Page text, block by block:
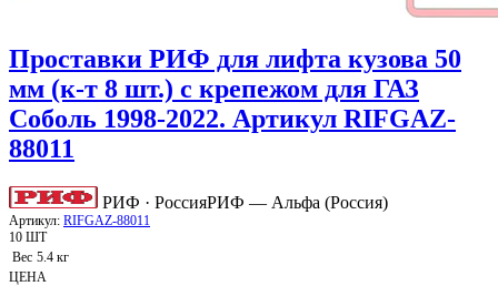
Проставки РИФ для лифта кузова 50
мм (к-т 8 шт.) с крепежом для ГАЗ
Соболь 1998-2022. Артикул RIFGAZ-
88011
РИФ · РоссияРИФ — Альфа (Россия)
Артикул: RIFGAZ-88011
10 ШТ
Вес 5.4 кг
ЦЕНА